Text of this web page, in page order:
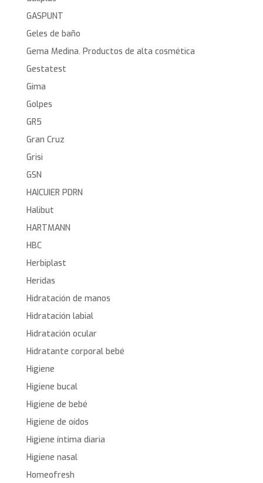
GASPUNT
Geles de baño
Gema Medina. Productos de alta cosmética
Gestatest
Gima
Golpes
GR5
Gran Cruz
Grisi
GSN
HAICUIER PDRN
Halibut
HARTMANN
HBC
Herbiplast
Heridas
Hidratación de manos
Hidratación labial
Hidratación ocular
Hidratante corporal bebé
Higiene
Higiene bucal
Higiene de bebé
Higiene de oídos
Higiene íntima diaria
Higiene nasal
Homeofresh